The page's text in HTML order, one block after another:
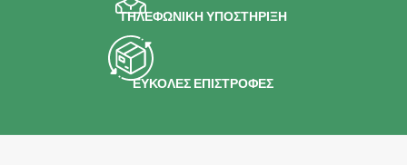
ΤΗΛΕΦΩΝΙΚΗ ΥΠΟΣΤΗΡΙΞΗ
ΕΥΚΟΛΕΣ ΕΠΙΣΤΡΟΦΕΣ